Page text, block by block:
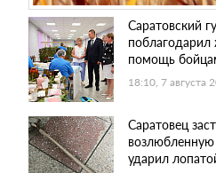
Саратовский
помощь
18:10, 7 августа
Саратовец
ударил